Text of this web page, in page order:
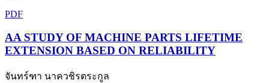
PDF
AA STUDY OF MACHINE PARTS LIFETIME
EXTENSION BASED ON RELIABILITY
จันทร์ฑา นาควชิรตระกูล